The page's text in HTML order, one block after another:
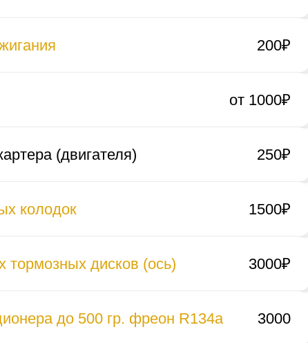
200₽
от 1000₽
(двигателя) 250₽
колодок 1500₽
тормозных дисков (ось) 3000₽
до 500 гр. фреон R134a 3000